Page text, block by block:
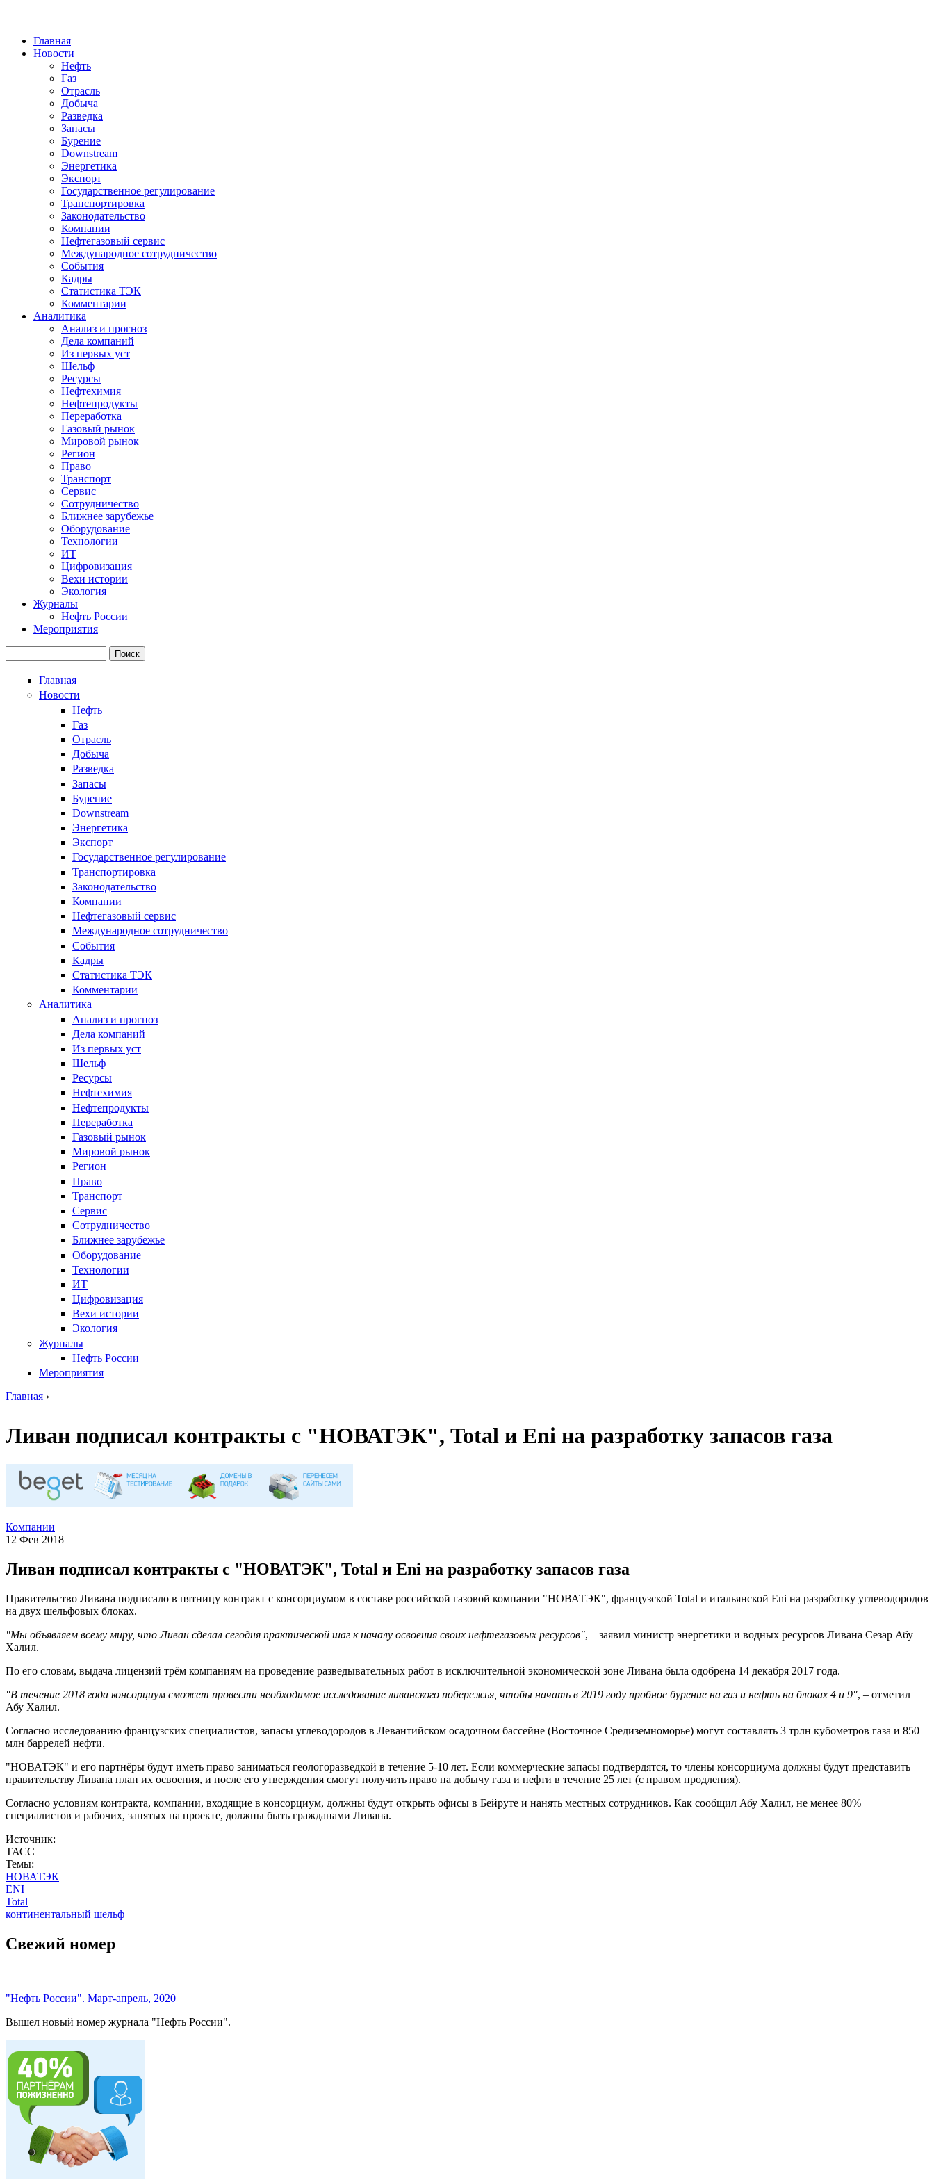
Главная
Новости
Нефть
Газ
Отрасль
Добыча
Разведка
Запасы
Бурение
Downstream
Энергетика
Экспорт
Государственное регулирование
Транспортировка
Законодательство
Компании
Нефтегазовый сервис
Международное сотрудничество
События
Кадры
Статистика ТЭК
Комментарии
Аналитика
Анализ и прогноз
Дела компаний
Из первых уст
Шельф
Ресурсы
Нефтехимия
Нефтепродукты
Переработка
Газовый рынок
Мировой рынок
Регион
Право
Транспорт
Сервис
Сотрудничество
Ближнее зарубежье
Оборудование
Технологии
ИТ
Цифровизация
Вехи истории
Экология
Журналы
Нефть России
Мероприятия
Главная
Новости
Нефть
Газ
Отрасль
Добыча
Разведка
Запасы
Бурение
Downstream
Энергетика
Экспорт
Государственное регулирование
Транспортировка
Законодательство
Компании
Нефтегазовый сервис
Международное сотрудничество
События
Кадры
Статистика ТЭК
Комментарии
Аналитика
Анализ и прогноз
Дела компаний
Из первых уст
Шельф
Ресурсы
Нефтехимия
Нефтепродукты
Переработка
Газовый рынок
Мировой рынок
Регион
Право
Транспорт
Сервис
Сотрудничество
Ближнее зарубежье
Оборудование
Технологии
ИТ
Цифровизация
Вехи истории
Экология
Журналы
Нефть России
Мероприятия
Главная ›
Ливан подписал контракты с "НОВАТЭК", Total и Eni на разработку запасов газа
Компании
12 Фев 2018
Ливан подписал контракты с "НОВАТЭК", Total и Eni на разработку запасов газа
Правительство Ливана подписало в пятницу контракт с консорциумом в составе российской газовой компании "НОВАТЭК", французской Total и итальянской Eni на разработку углеводородов
на двух шельфовых блоках.
"Мы объявляем всему миру, что Ливан сделал сегодня практической шаг к началу освоения своих нефтегазовых ресурсов", – заявил министр энергетики и водных ресурсов Ливана Сезар Абу
Халил.
По его словам, выдача лицензий трём компаниям на проведение разведывательных работ в исключительной экономической зоне Ливана была одобрена 14 декабря 2017 года.
"В течение 2018 года консорциум сможет провести необходимое исследование ливанского побережья, чтобы начать в 2019 году пробное бурение на газ и нефть на блоках 4 и 9", – отметил
Абу Халил.
Согласно исследованию французских специалистов, запасы углеводородов в Левантийском осадочном бассейне (Восточное Средиземноморье) могут составлять 3 трлн кубометров газа и 850
млн баррелей нефти.
"НОВАТЭК" и его партнёры будут иметь право заниматься геологоразведкой в течение 5-10 лет. Если коммерческие запасы подтвердятся, то члены консорциума должны будут представить
правительству Ливана план их освоения, и после его утверждения смогут получить право на добычу газа и нефти в течение 25 лет (с правом продления).
Согласно условиям контракта, компании, входящие в консорциум, должны будут открыть офисы в Бейруте и нанять местных сотрудников. Как сообщил Абу Халил, не менее 80%
специалистов и рабочих, занятых на проекте, должны быть гражданами Ливана.
Источник:
ТАСС
Темы:
НОВАТЭК
ENI
Total
континентальный шельф
Свежий номер
"Нефть России". Март-апрель, 2020
Вышел новый номер журнала "Нефть России".